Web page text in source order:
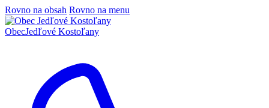
Rovno na obsah Rovno na menu
ObecJedľové Kostoľany